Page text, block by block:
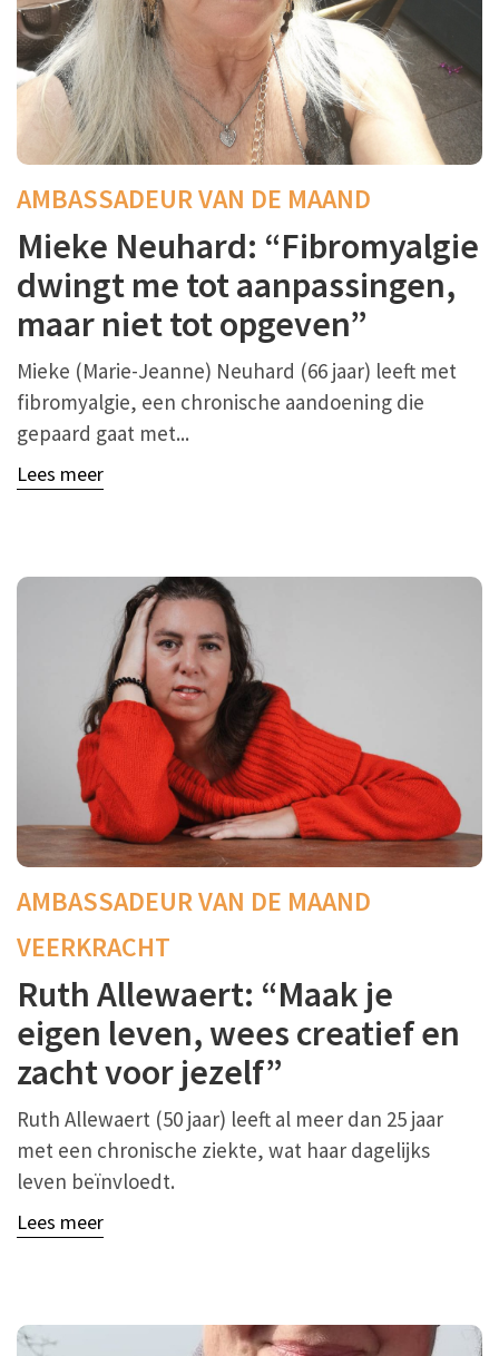
AMBASSADEUR VAN DE MAAND
Mieke Neuhard: “Fibromyalgie
dwingt me tot aanpassingen,
maar niet tot opgeven”
Mieke (Marie-Jeanne) Neuhard (66 jaar) leeft met
fibromyalgie, een chronische aandoening die
gepaard gaat met...
Lees meer
AMBASSADEUR VAN DE MAAND
VEERKRACHT
Ruth Allewaert: “Maak je
eigen leven, wees creatief en
zacht voor jezelf”
Ruth Allewaert (50 jaar) leeft al meer dan 25 jaar
met een chronische ziekte, wat haar dagelijks
leven beïnvloedt.
Lees meer